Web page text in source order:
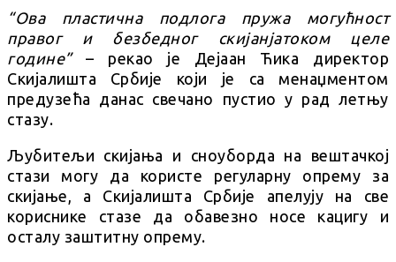
“Ова пластична подлога пружа могућност
правог и безбедног скијанјатоком целе
године”– рекао је Дејаан Ћика директор
Скијалишта Србије који је са менаџментом
предузећа данас свечано пустио у рад летњу
стазу.
Љубитељи скијања и сноуборда на вештачкој
стази могу да користе регуларну опрему за
скијање, а Скијалишта Србије апелују на све
кориснике стазе да обавезно носе кацигу и
осталу заштитну опрему.